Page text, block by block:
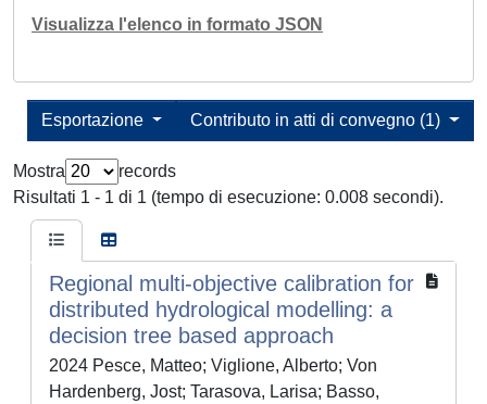
Visualizza l'elenco in formato JSON
Contributo in atti di convegno (1)
Esportazione
Mostra
records
Risultati 1 - 1 di 1 (tempo di esecuzione: 0.008 secondi).
Regional multi-objective calibration for
distributed hydrological modelling: a
decision tree based approach
2024 Pesce, Matteo; Viglione, Alberto; Von
Hardenberg, Jost; Tarasova, Larisa; Basso,